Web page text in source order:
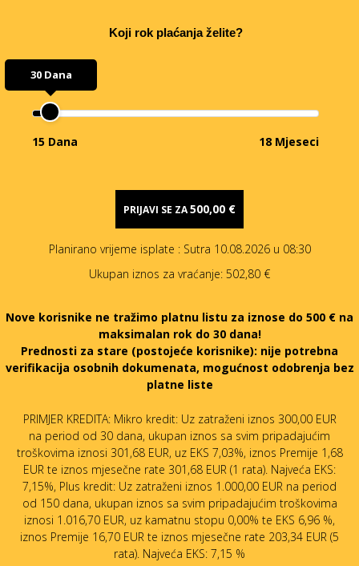
Koji rok plaćanja želite?
30 Dana
15 Dana 18 Mjeseci
PRIJAVI SE ZA500,00 €
Planirano vrijeme isplate : Sutra 10.08.2026 u 08:30
Ukupan iznos za vraćanje: 502,80 €
Nove korisnike ne tražimo platnu listu za iznose do 500 € na
maksimalan rok do 30 dana!
Prednosti za stare (postojeće korisnike): nije potrebna
verifikacija osobnih dokumenata, mogućnost odobrenja bez
platne liste
PRIMJER KREDITA: Mikro kredit: Uz zatraženi iznos 300,00 EUR
na period od 30 dana, ukupan iznos sa svim pripadajućim
troškovima iznosi 301,68 EUR, uz EKS 7,03%, iznos Premije 1,68
EUR te iznos mjesečne rate 301,68 EUR (1 rata). Najveća EKS:
7,15%, Plus kredit: Uz zatraženi iznos 1.000,00 EUR na period
od 150 dana, ukupan iznos sa svim pripadajućim troškovima
iznosi 1.016,70 EUR, uz kamatnu stopu 0,00% te EKS 6,96 %,
iznos Premije 16,70 EUR te iznos mjesečne rate 203,34 EUR (5
rata). Najveća EKS: 7,15 %